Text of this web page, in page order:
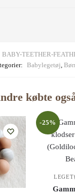
BABY-TEETHER-
Babylegetøj,
købte
-25%